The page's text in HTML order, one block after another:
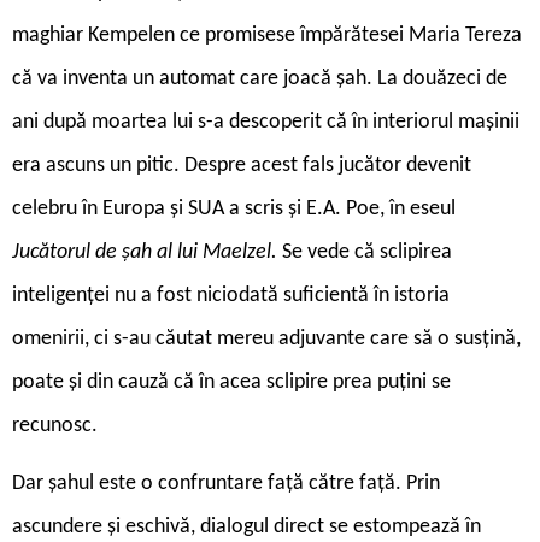
maghiar Kempelen ce promisese împărătesei Maria Tereza
că va inventa un automat care joacă șah. La douăzeci de
ani după moartea lui s-a descoperit că în interiorul mașinii
era ascuns un pitic. Despre acest fals jucător devenit
celebru în Europa și SUA a scris și E.A. Poe, în eseul
Jucătorul de șah al lui Maelzel. Se vede că sclipirea
inteligenței nu a fost niciodată suficientă în istoria
omenirii, ci s-au căutat mereu adjuvante care să o susțină,
poate și din cauză că în acea sclipire prea puțini se
recunosc.
Dar șahul este o confruntare față către față. Prin
ascundere și eschivă, dialogul direct se estompează în